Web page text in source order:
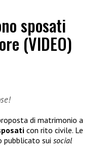
sposati
(VIDEO)
di matrimonio a
con rito civile. Le
pubblicato sui social